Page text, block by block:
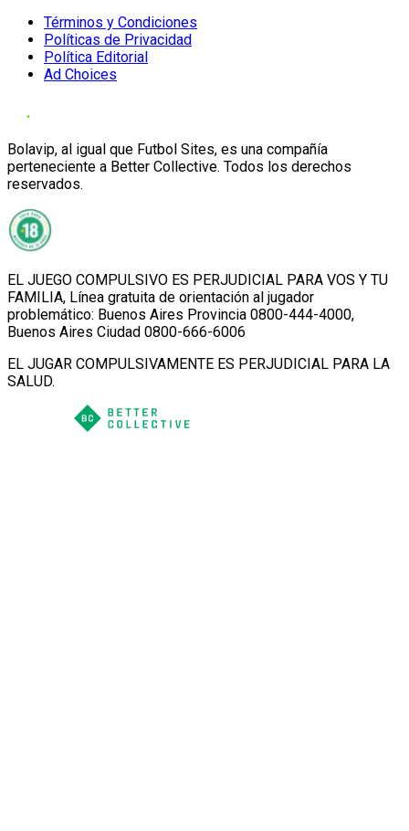
Términos y Condiciones
Políticas de Privacidad
Política Editorial
Ad Choices
Bolavip, al igual que Futbol Sites, es una compañía
perteneciente a Better Collective. Todos los derechos
reservados.
EL JUEGO COMPULSIVO ES PERJUDICIAL PARA VOS Y TU
FAMILIA, Línea gratuita de orientación al jugador
problemático: Buenos Aires Provincia 0800-444-4000,
Buenos Aires Ciudad 0800-666-6006
EL JUGAR COMPULSIVAMENTE ES PERJUDICIAL PARA LA
SALUD.